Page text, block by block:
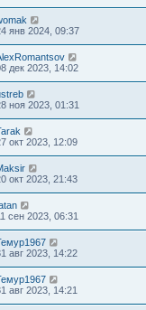
янв 2024, 09:37
дек 2023, 14:02
ноя 2023, 01:31
окт 2023, 12:09
окт 2023, 21:43
сен 2023, 06:31
авг 2023, 14:22
авг 2023, 14:21